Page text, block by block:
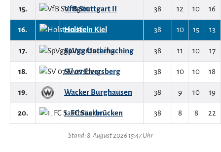
15. VfB Stuttgart II 38 12 10 16
16. Holstein Kiel 38 10 15 13
17. SpVgg Unterhaching 38 11 10 17
18. SV 07 Elversberg 38 10 10 18
19. Wacker Burghausen 38 9 10 19
20. 1. FC Saarbrücken 38 8 8 22
Stand: 8. August 2026 15:47 Uhr